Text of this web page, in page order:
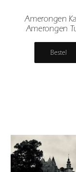
Amerongen
Amerongen
Bestel